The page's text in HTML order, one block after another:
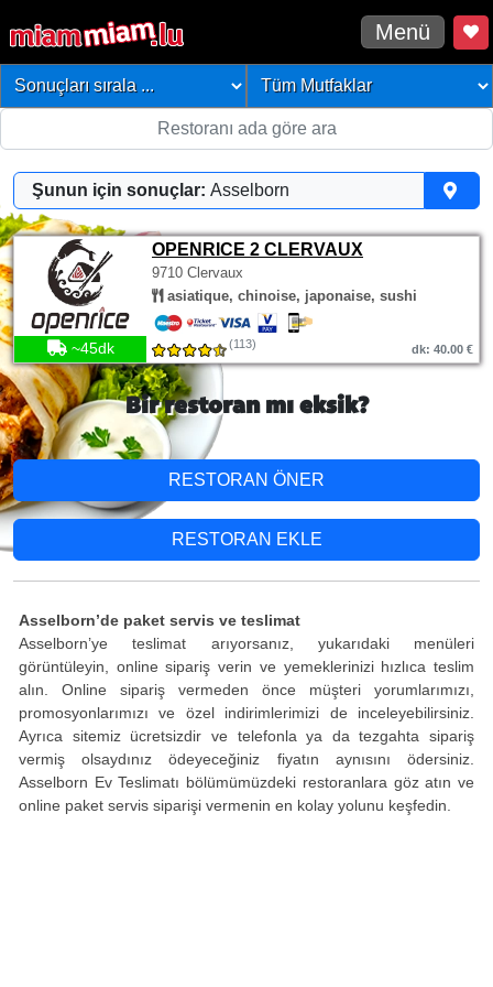
Menü
Şunun için sonuçlar: Asselborn
OPENRICE 2 CLERVAUX
9710 Clervaux
asiatique, chinoise, japonaise, sushi
~45dk (113) dk: 40.00 €
Bir restoran mı eksik?
RESTORAN ÖNER
RESTORAN EKLE
Asselborn’de paket servis ve teslimat
Asselborn’ye teslimat arıyorsanız, yukarıdaki menüleri
görüntüleyin, online sipariş verin ve yemeklerinizi hızlıca teslim
alın. Online sipariş vermeden önce müşteri yorumlarımızı,
promosyonlarımızı ve özel indirimlerimizi de inceleyebilirsiniz.
Ayrıca sitemiz ücretsizdir ve telefonla ya da tezgahta sipariş
vermiş olsaydınız ödeyeceğiniz fiyatın aynısını ödersiniz.
Asselborn Ev Teslimatı bölümümüzdeki restoranlara göz atın ve
online paket servis siparişi vermenin en kolay yolunu keşfedin.